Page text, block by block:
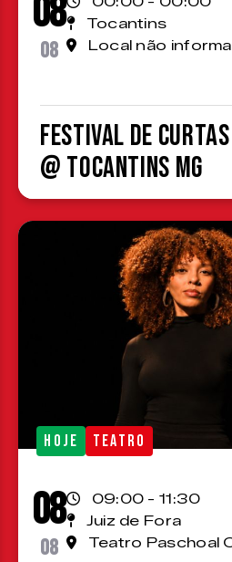
08
08
Tocantins
Local não
Festival de
@ Tocantins MG
HOJE TEATRO
08
08
09:00 - 11:30
Juiz de Fora
Teatro Paschoal